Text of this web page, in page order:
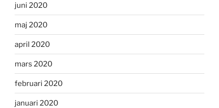
juni 2020
maj 2020
april 2020
mars 2020
februari 2020
januari 2020